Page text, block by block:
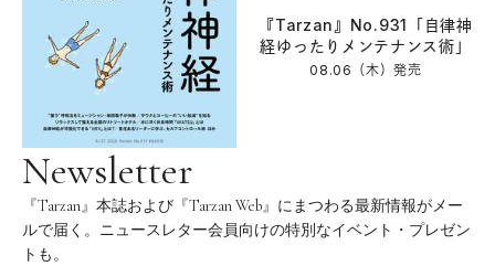
『Tarzan』No.931「自律神
経ゆったりメンテナンス術」
08.06（木）発売
Newsletter
『Tarzan』本誌および『Tarzan Web』にまつわる最新情報がメー
ルで届く。ニュースレター会員向けの特別なイベント・プレゼン
トも。